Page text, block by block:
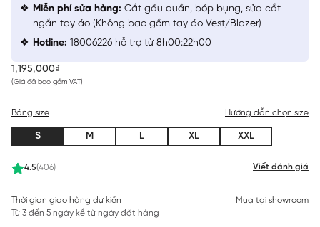
1,195,000₫
(Giá đã bao gồm VAT)
4.5(406) Viết đánh giá
Bảng size Hướng dẫn chọn size
S M L XL XXL
Thời gian giao hàng dự kiến
Từ 3 đến 5 ngày kể từ ngày đặt hàng
Mua tại showroom
Miễn phí sửa hàng: Cắt gấu quần, bóp bụng, sửa cắt
ngắn tay áo (Không bao gồm tay áo Vest/Blazer)
Hotline: 18006226 hỗ trợ từ 8h00:22h00